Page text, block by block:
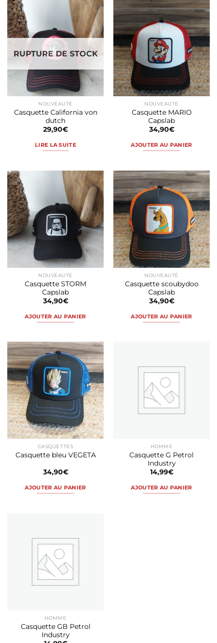
RUPTURE DE STOCK
NOUVEAUTÉ
Casquette California von
dutch
29,90€
LIRE LA SUITE
NOUVEAUTÉ
Casquette MARIO
Capslab
34,90€
AJOUTER AU PANIER
NOUVEAUTÉ
Casquette STORM
Capslab
34,90€
AJOUTER AU PANIER
NOUVEAUTÉ
Casquette scoubydoo
Capslab
34,90€
AJOUTER AU PANIER
CASQUETTES
Casquette bleu VEGETA
34,90€
AJOUTER AU PANIER
HOMME
Casquette G Petrol
Industry
14,99€
AJOUTER AU PANIER
HOMME
Casquette GB Petrol
Industry